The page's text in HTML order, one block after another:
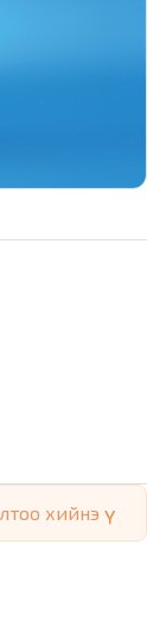
хийнэ үү